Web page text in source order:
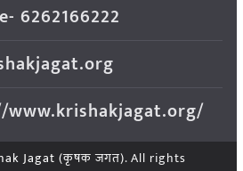
6262166222
Jagat (कृषक जगत). All rights